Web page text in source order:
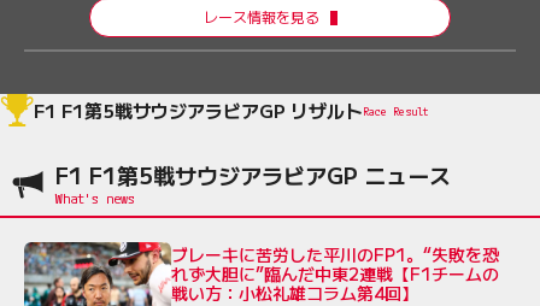
レース情報を見る
F1 F1第5戦サウジアラビアGP リザルトRace Result
F1 F1第5戦サウジアラビアGP ニュース
ブレーキに苦労した平川のFP1。“失敗を恐
れず大胆に”臨んだ中東2連戦【F1チームの
戦い方：小松礼雄コラム第4回】